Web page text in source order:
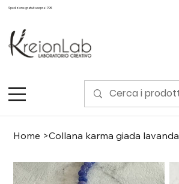
Spedizione gratuita sopra i 99€
Home >Collana karma giada lavanda